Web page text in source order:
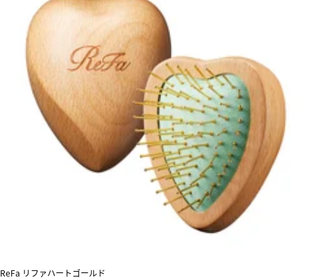
ReFa リファハートゴールド